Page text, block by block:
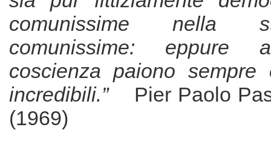
comunissime nella
comunissime: eppure
coscienza paiono sempre
incredibili.” Pier Paolo
(1969)